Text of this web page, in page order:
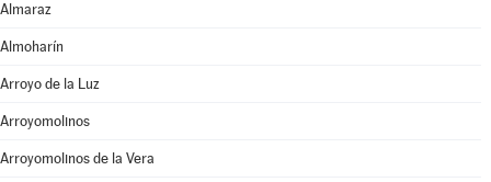
Almaraz
Almoharín
Arroyo de la Luz
Arroyomolinos
Arroyomolinos de la Vera